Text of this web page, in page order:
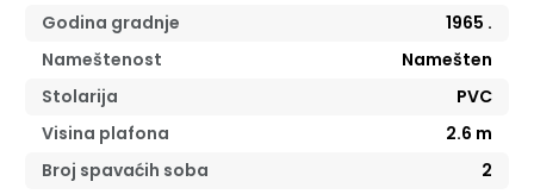
Godina gradnje
1965 .
Nameštenost
Namešten
Stolarija
PVC
Visina plafona
2.6 m
Broj spavaćih soba
2